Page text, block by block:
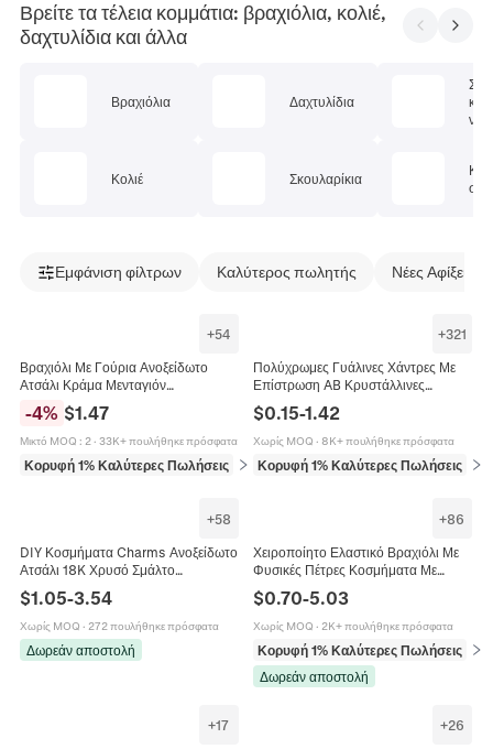
Βρείτε τα τέλεια κομμάτια: βραχιόλια, κολιέ,
δαχτυλίδια και άλλα
Βραχιόλια
Κολιέ
Δαχτυλίδια
Σκουλαρίκια
Σετ
ν
Εμφάνιση φίλτρων Καλύτερος πωλητής Νέες Αφίξεις
+54
Βραχιόλι Με Γούρια Ανοξείδωτο
Ατσάλι Κράμα Μενταγιόν
Κρυστάλλινες Χάντρες Πεταλούδα
Καρδιά Λουλούδι Ρυθμιζόμενο
Γυναικείο
-4% $1.47
Μικτό MOQ : 2· 33K+ πουλήθηκε πρόσφατα
Κορυφή 1% Καλύτερες Πωλήσεις σε Βραχιόλια
+321
Πολύχρωμες Γυάλινες Χάντρες Με
Επίστρωση AB Κρυστάλλινες
Χάντρες Για Κατασκευή Κοσμημάτων
DIY Βραχιόλι Κολιέ Χειροτεχνία
$0.15-1.42
Χωρίς MOQ · 8K+ πουλήθηκε πρόσφατα
Κορυφή 1% Καλύτερες Πωλήσεις σε
+58
DIY Κοσμήματα Charms Ανοξείδωτο
Ατσάλι 18K Χρυσό Σμάλτο
Κρύσταλλο Φρούτα Καρδιά Σταυρός
Αδιάβροχο Υποαλλεργικό
$1.05-3.54
Χωρίς MOQ · 272 πουλήθηκε πρόσφατα
Δωρεάν αποστολή
+86
Χειροποίητο Ελαστικό Βραχιόλι Με
Φυσικές Πέτρες Κοσμήματα Με
Κρυστάλλους Για Γυναίκες Άνδρες
Ποικιλία Χρωμάτων
$0.70-5.03
Χωρίς MOQ · 2K+ πουλήθηκε πρόσφατα
Κορυφή 1% Καλύτερες Πωλήσεις
σε
Δωρεάν αποστολή
+17 +26